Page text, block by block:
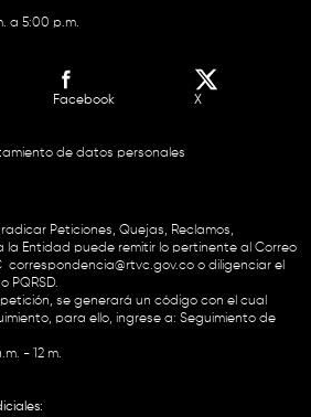
a 5:00 p.m.
Facebook X
de datos personales
Peticiones, Quejas, Reclamos,
la Entidad puede remitir lo pertinente al Correo
correspondencia@rtvc.gov.co o diligenciar el
PQRSD.
se generará un código con el cual
para ello, ingrese a: Seguimiento de
- 12 m.